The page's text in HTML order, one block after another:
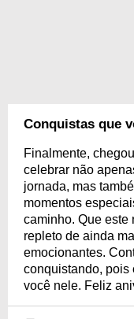
Conquistas que
Finalmente,
celebrar não
jornada, mas
momentos
caminho. Que este
repleto de ainda
emocionantes.
conquistando, pois
você nele. Feliz